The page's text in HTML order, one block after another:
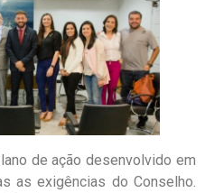
de ação desenvolvido em
as exigências do Conselho.